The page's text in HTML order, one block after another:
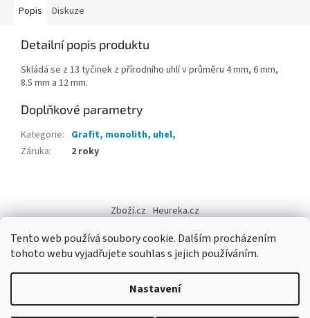
Tento web používá soubory cookie. Dalším procházením
tohoto webu vyjadřujete souhlas s jejich používáním.
Nastavení
Popis Diskuze
Detailní popis produktu
Skládá se z 13 tyčinek z přírodního uhlí v průměru 4 mm, 6 mm,
8.5 mm a 12 mm.
Doplňkové parametry
Kategorie: Grafit, monolith, uhel,
Záruka: 2 roky
p
Zboží.cz Heureka.cz